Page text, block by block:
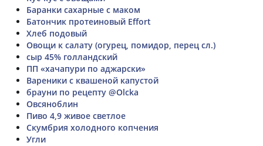
Баранки сахарные с маком
Батончик протеиновый Effort
Хлеб подовый
Овощи к салату (огурец, помидор, перец сл.)
сыр 45% голландский
ПП «хачапури по аджарски»
Вареники с квашеной капустой
брауни по рецепту @Olcka
Овсяноблин
Пиво 4,9 живое светлое
Скумбрия холодного копчения
Угли